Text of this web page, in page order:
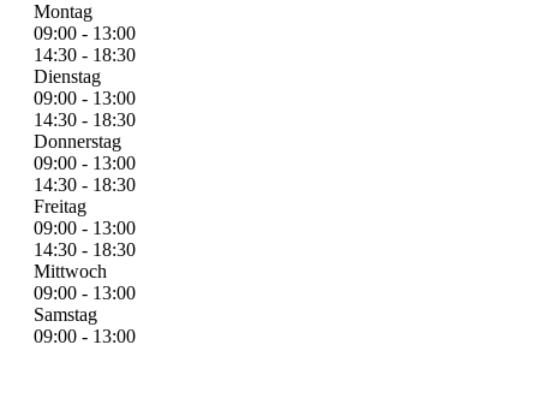
Montag
09:00 - 13:00
14:30 - 18:30
Dienstag
09:00 - 13:00
14:30 - 18:30
Donnerstag
09:00 - 13:00
14:30 - 18:30
Freitag
09:00 - 13:00
14:30 - 18:30
Mittwoch
09:00 - 13:00
Samstag
09:00 - 13:00